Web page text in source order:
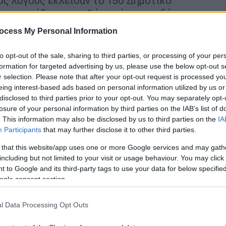
My Personal Information
opt-out of the sale, sharing to third parties, or processing of your
for targeted advertising by us, please use the below opt-out
selection. Please note that after your opt-out request is processed
interest-based ads based on personal information utilized by us
to third parties prior to your opt-out. You may separately
of your personal information by third parties on the IAB’s list of
This information may also be disclosed by us to third parties on the
Participants that may further disclose it to other third parties.
that this website/app uses one or more Google services and may
but not limited to your visit or usage behaviour. You may
to Google and its third-party tags to use your data for below
consent section.
Data Processing Opt Outs
καθώς επίσης και δύο
αντικρίζοντας τις φλόγες να
σπίτια τους, βίωσαν εφιαλτικές
φαίνεται να υπήρξαν
του Μασταμπά και ένα λίγο πριν
δάσος της περιοχής, το οποίο,
σώθηκε.